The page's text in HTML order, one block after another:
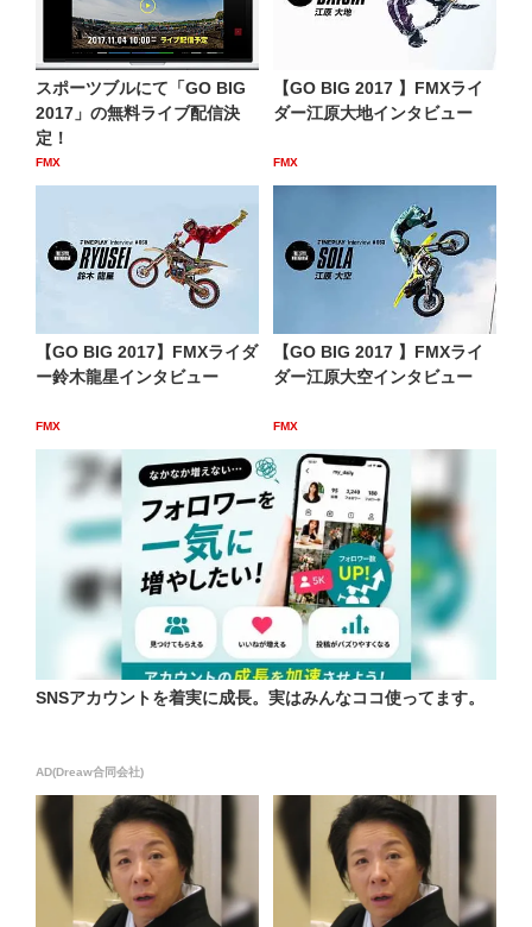
スポーツブルにて「GO BIG
2017」の無料ライブ配信決
定！
FMX
【GO BIG 2017 】FMXライ
ダー江原大地インタビュー
FMX
【GO BIG 2017】FMXライダ
ー鈴木龍星インタビュー
FMX
【GO BIG 2017 】FMXライ
ダー江原大空インタビュー
FMX
SNSアカウントを着実に成長。実はみんなココ使ってます。
AD(Dreaw合同会社)